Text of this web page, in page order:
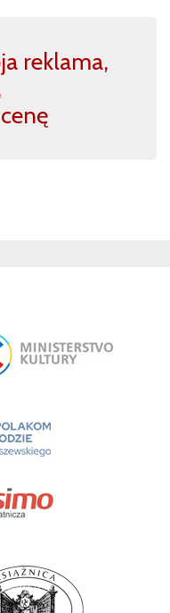
reklama,